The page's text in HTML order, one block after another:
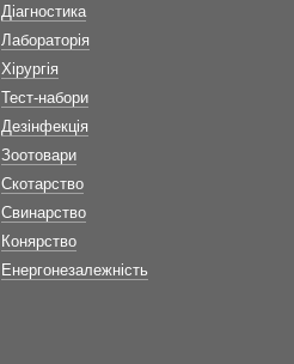
Діагностика
Лабораторія
Хірургія
Тест-набори
Дезінфекція
Зоотовари
Скотарство
Свинарство
Конярство
Енергонезалежність